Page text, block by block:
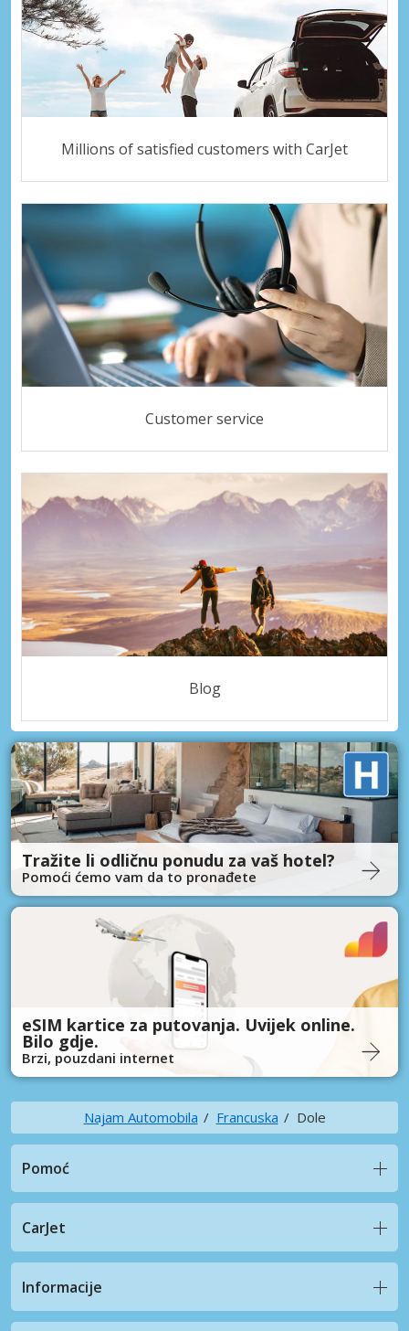
Millions of satisfied customers with CarJet
Customer service
Blog
Tražite li odličnu ponudu za vaš hotel?
Pomoći ćemo vam da to pronađete
eSIM kartice za putovanja. Uvijek online.
Bilo gdje.
Brzi, pouzdani internet
Najam Automobila Francuska Dole
Pomoć
CarJet
Informacije